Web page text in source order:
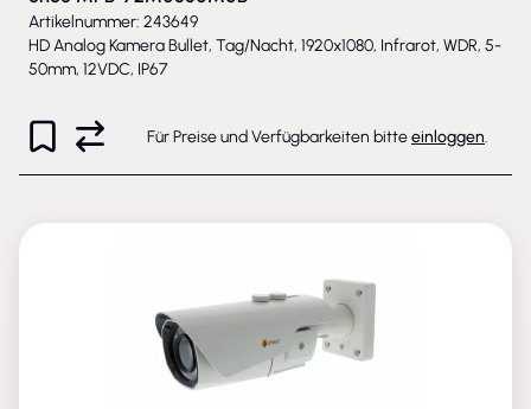
Artikelnummer: 243649
HD Analog Kamera Bullet, Tag/Nacht, 1920x1080, Infrarot, WDR, 5-
50mm, 12VDC, IP67
Für Preise und Verfügbarkeiten bitteeinloggen.